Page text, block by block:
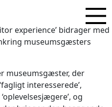
experience’ bidrager med
museumsgæsters
museumsgæster, der
interesserede’,
og